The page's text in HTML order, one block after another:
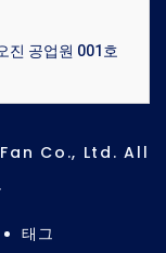
진 공업원 001호
Co., Ltd. All
태그